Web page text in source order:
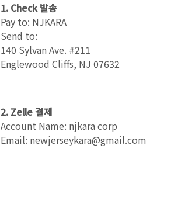
1. Check 발송
Pay to: NJKARA
Send to:
140 Sylvan Ave. #211
Englewood Cliffs, NJ 07632
2. Zelle 결제
Account Name: njkara corp
Email: newjerseykara@gmail.com